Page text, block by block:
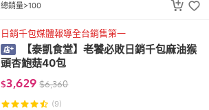
總銷量>100
日銷千包媒體報導全台銷售第一
【泰凱食堂】老饕必敗日銷千包麻油猴
頭杏鮑菇40包
$3,629 $6,360
(9)